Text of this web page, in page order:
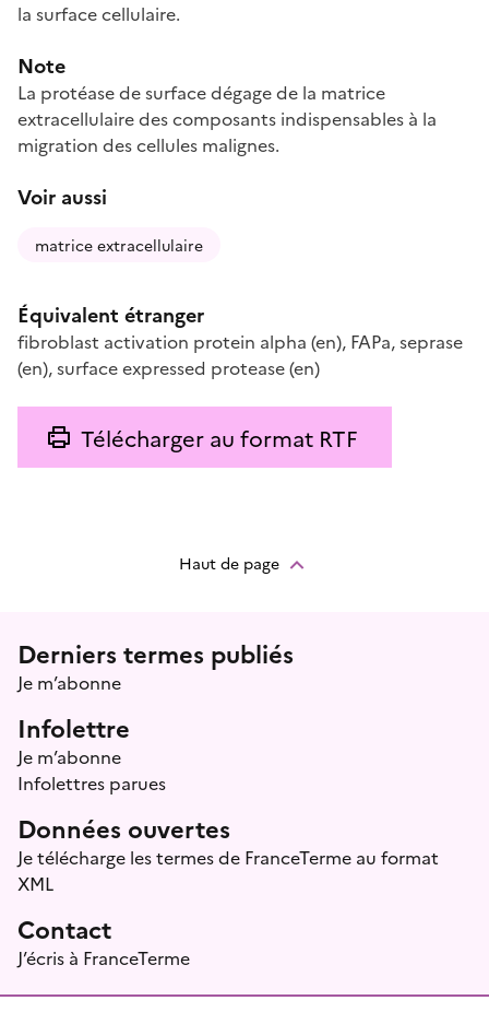
la surface cellulaire.
Note
La protéase de surface dégage de la matrice
extracellulaire des composants indispensables à la
migration des cellules malignes.
Voir aussi
matrice extracellulaire
Équivalent étranger
fibroblast activation protein alpha (en), FAPa,seprase
(en),surface expressed protease(en)
Télécharger au format RTF
Haut de page
Menu prefooter
Derniers termes publiés
Je m’abonne
Infolettre
Je m’abonne
Infolettres parues
Données ouvertes
Je télécharge les termes de FranceTerme au format
XML
Contact
J’écris à FranceTerme